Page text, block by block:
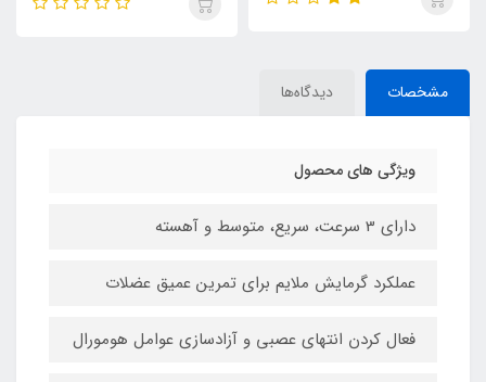
مشخصات دیدگاه‌ها
ویژگی های محصول
دارای 3 سرعت، سریع، متوسط و آهسته
عملکرد گرمایش ملایم برای تمرین عمیق عضلات
فعال کردن انتهای عصبی و آزادسازی عوامل هومورال